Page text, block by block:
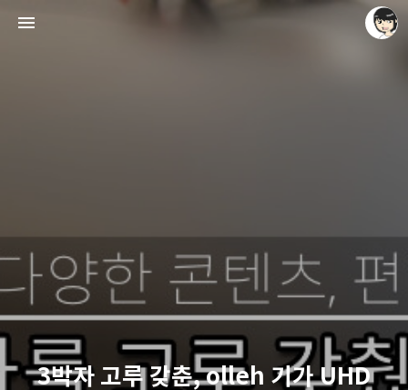
3박자 고루 갖춘, olleh 기가 UHD